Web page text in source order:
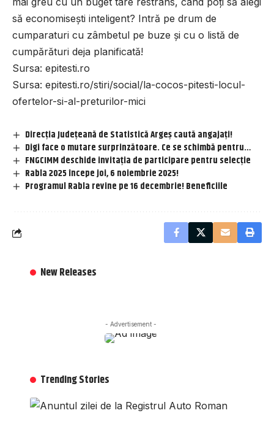
să economisești inteligent? Intră pe drum de
cumparaturi cu zâmbetul pe buze și cu o listă de
cumpărături deja planificată!
Sursa: epitesti.ro
Sursa: epitesti.ro/stiri/social/la-cocos-pitesti-locul-
ofertelor-si-al-preturilor-mici
Direcția Județeană de Statistică Argeș caută angajați!
Digi face o mutare surprinzătoare. Ce se schimbă pentru…
FNGCIMM deschide invitația de participare pentru selecție
Rabla 2025 începe joi, 6 noiembrie 2025!
Programul Rabla revine pe 16 decembrie! Beneficiile
New Releases
- Advertisement -
Trending Stories